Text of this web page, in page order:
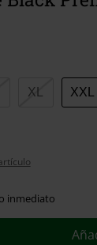
XL XXL
inmediato